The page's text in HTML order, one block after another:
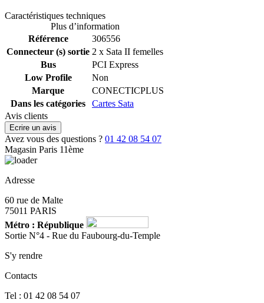
Caractéristiques techniques
Plus d’information
Référence
306556
Connecteur (s) sortie 2 x Sata II femelles
Bus
PCI Express
Low Profile
Non
Marque
CONECTICPLUS
Dans les catégories
Cartes Sata
Avis clients
Ecrire un avis
Avez vous des questions ? 01 42 08 54 07
Magasin Paris 11ème
Adresse
60 rue de Malte
75011 PARIS
Métro : République
Sortie N°4 - Rue du Faubourg-du-Temple
S'y rendre
Contacts
Tel : 01 42 08 54 07